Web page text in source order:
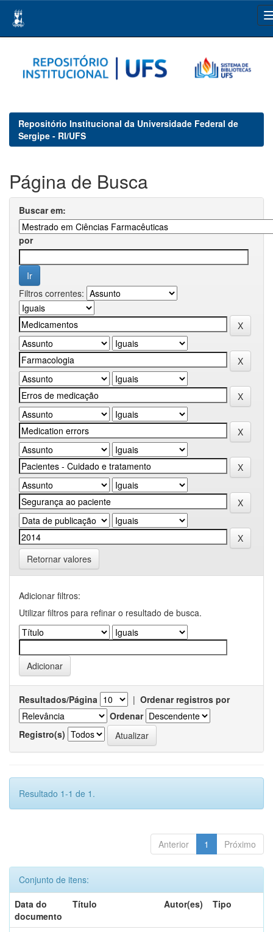
navigation
Repositório Institucional da Universidade Federal de
Sergipe - RI/UFS
Página de Busca
Buscar em:
por
Filtros correntes:
Retornar valores
Adicionar filtros:
Utilizar filtros para refinar o resultado de busca.
Resultados/Página | Ordenar registros por
Ordenar
Registro(s)
Resultado 1-1 de 1.
Anterior 1 Próximo
Conjunto de itens:
Data do
documento
Título Autor(es) Tipo